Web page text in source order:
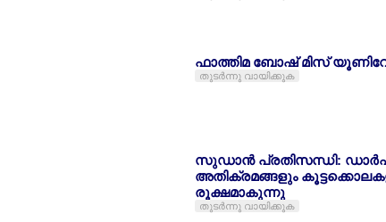
ഫാത്തിമ ബോഷ് മിസ്
തുടര്‍ന്നു വായിക്കുക
സുഡാന്‍ പ്രതിസന്ധി:
അതിക്രമങ്ങളും
രൂക്ഷമാകുന്നു
തുടര്‍ന്നു വായിക്കുക